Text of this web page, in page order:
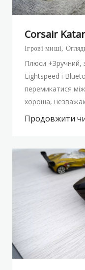
Corsair
Ігрові миші
Плюси +Зручний,
Lightspeed і
перемикатися
хороша,
Продовжити